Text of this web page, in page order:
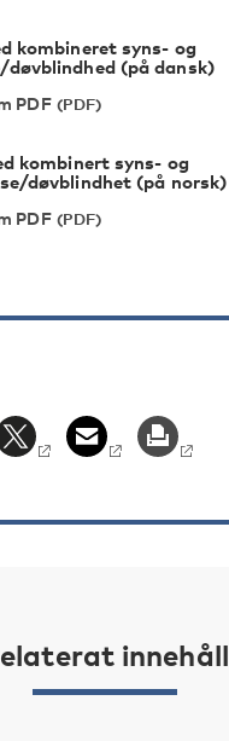
kombineret syns- og
(på dansk)
PDF
kombinert syns- og
døvblindhet (på norsk)
PDF
innehåll